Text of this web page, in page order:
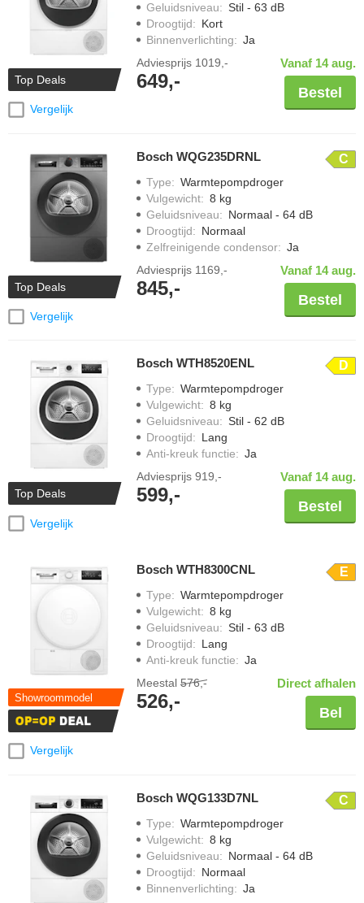
Top Deals
Vergelijk
Geluidsniveau: Stil - 63 dB
Droogtijd: Kort
Binnenverlichting: Ja
Adviesprijs 1019,-
649,-
Vanaf 14 aug.
Bestel
Top Deals
Vergelijk
Bosch WQG235DRNL C
Type: Warmtepompdroger
Vulgewicht: 8 kg
Geluidsniveau: Normaal - 64 dB
Droogtijd: Normaal
Zelfreinigende condensor: Ja
Adviesprijs 1169,-
845,-
Vanaf 14 aug.
Bestel
Top Deals
Vergelijk
Bosch WTH8520ENL D
Type: Warmtepompdroger
Vulgewicht: 8 kg
Geluidsniveau: Stil - 62 dB
Droogtijd: Lang
Anti-kreuk functie: Ja
Adviesprijs 919,-
599,-
Vanaf 14 aug.
Bestel
Showroommodel
Vergelijk
Bosch WTH8300CNL E
Type: Warmtepompdroger
Vulgewicht: 8 kg
Geluidsniveau: Stil - 63 dB
Droogtijd: Lang
Anti-kreuk functie: Ja
Meestal 576,-
526,-
Direct afhalen
Bel
Bosch WQG133D7NL C
Type: Warmtepompdroger
Vulgewicht: 8 kg
Geluidsniveau: Normaal - 64 dB
Droogtijd: Normaal
Binnenverlichting: Ja